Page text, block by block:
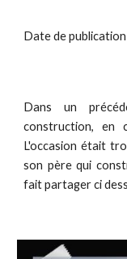
Date de
Dans un
construction, en
L'occasion était
son père qui
fait partager ci